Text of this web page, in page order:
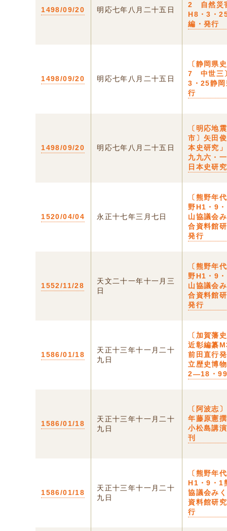
1498/09/20 明応七年八月二十五日
2 自然災
H8・3・
編・発行
1498/09/20 明応七年八月二十五日
〔静岡県
7 中世三
3・25静
行
1498/09/20 明応七年八月二十五日
〔明応地
市〕矢田
本史研究
九九六・
日本史研
1520/04/04 永正十七年三月七日
〔熊野年
野H1・9
山協議会
合資料館
発行
1552/11/28
天文二十一年十一月三
日
〔熊野年
野H1・9
山協議会
合資料館
発行
1586/01/18
天正十三年十一月二十
九日
〔加賀藩
近彰編纂
前田直行
立歴史博
2―18・99
1586/01/18
天正十三年十一月二十
九日
〔阿波志
年藤原憲
小松島講
刊
1586/01/18
天正十三年十一月二十
九日
〔熊野年
H1・9・1
協議会み
資料館研
行